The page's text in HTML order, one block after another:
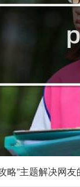
略”主题解决网